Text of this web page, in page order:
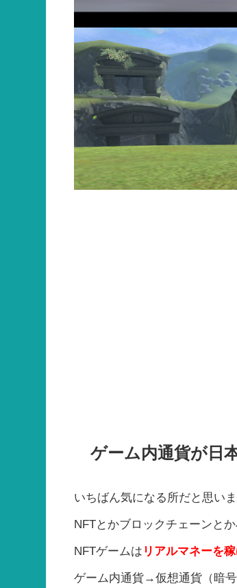
ゲーム内通貨が日
いちばん気になる所だと思い
NFTとかブロックチェーンと
NFTゲームは リアルマネーを
ゲーム内通貨→仮想通貨（暗